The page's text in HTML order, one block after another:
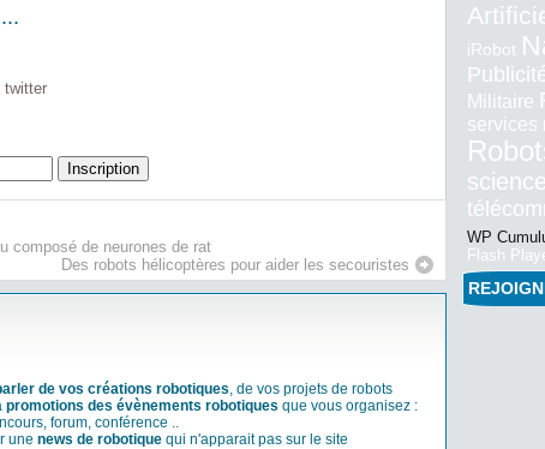
twitter
composé de neurones de rat
Des robots hélicoptères pour aider les secouristes
de vos créations robotiques, de vos projets de robots
promotions des évènements robotiques que vous organisez :
forum, conférence ..
une news de robotique qui n'apparait pas sur le site
iRobot
Militaire
services
WP
Flash